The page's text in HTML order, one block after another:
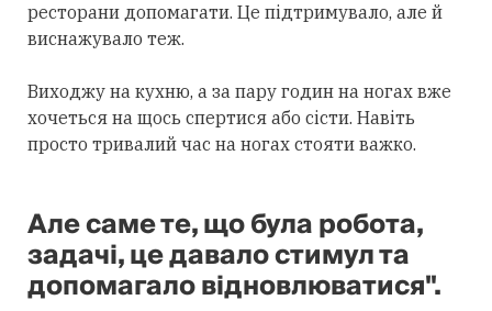
ресторани допомагати. Це підтримувало, але й
виснажувало теж.
Виходжу на кухню, а за пару годин на ногах вже
хочеться на щось спертися або сісти. Навіть
просто тривалий час на ногах стояти важко.
Але саме те, що була робота,
задачі, це давало стимул та
допомагало відновлюватися".